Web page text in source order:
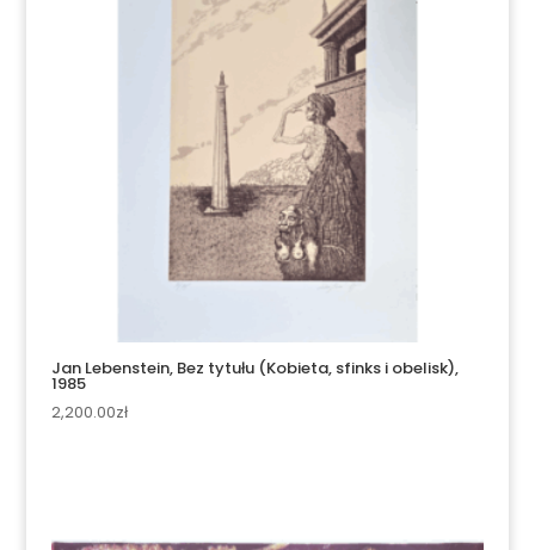
Jan Lebenstein, Bez tytułu (Kobieta, sfinks i obelisk),
1985
2,200.00zł